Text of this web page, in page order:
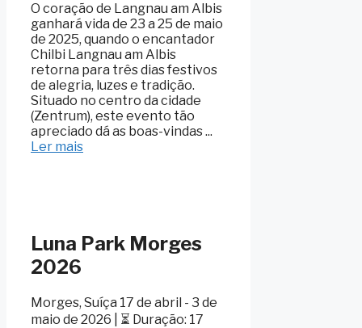
O coração de Langnau am Albis
ganhará vida de 23 a 25 de maio
de 2025, quando o encantador
Chilbi Langnau am Albis
retorna para três dias festivos
de alegria, luzes e tradição.
Situado no centro da cidade
(Zentrum), este evento tão
apreciado dá as boas-vindas ...
Ler mais
Luna Park Morges
2026
Morges, Suíça 17 de abril - 3 de
maio de 2026 | ⏳ Duração: 17